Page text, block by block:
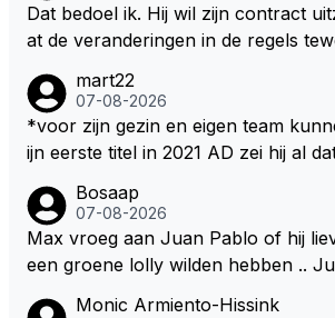
Dat bedoel ik. Hij wil zijn contract
at de veranderingen in de regels
ijn eigen team te kiezen en zijn
bepalen aan welke races hij mee wil
vaker thuis. Hij zit dan ook niet meer
ntract zou tekenen.
mart22
07-08-2026
*voor zijn gezin en eigen team kunnen
ijn eerste titel in 2021 AD zei hij al dat hij bereikt had
aarna nog komt bonus was. Ik denk
de en dat hij er nog steeds zo in
amelijk het plezier hebben in wat hij
Nu, met deze auto's???
Bosaap
07-08-2026
Max vroeg aan Juan Pablo of hij
een groene lolly wilden hebben ..
Monic Armiento-Hissink